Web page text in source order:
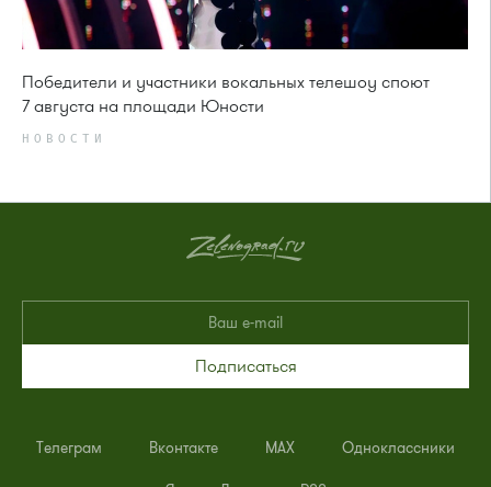
Победители и участники вокальных телешоу споют
7 августа на площади Юности
НОВОСТИ
Подписаться
Телеграм Вконтакте MAX Одноклассники